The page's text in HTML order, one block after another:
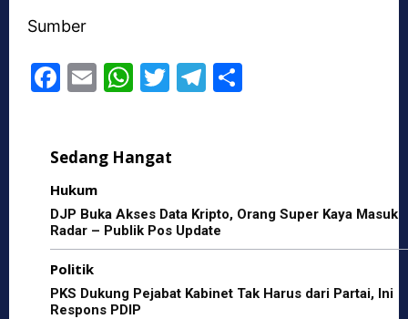
Sumber
F
e
b
o
o
k
E
l
W
s
p
p
T
er
T
m
Sedang Hangat
Hukum
DJP Buka Akses Data Kripto, Orang Super Kaya Masuk
Radar – Publik Pos Update
Politik
PKS Dukung Pejabat Kabinet Tak Harus dari Partai, Ini
Respons PDIP